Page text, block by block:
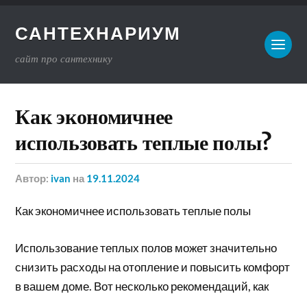
САНТЕХНАРИУМ
сайт про сантехнику
Как экономичнее
использовать теплые полы?
Автор: ivan на 19.11.2024
Как экономичнее использовать теплые полы
Использование теплых полов может значительно
снизить расходы на отопление и повысить комфорт
в вашем доме. Вот несколько рекомендаций, как